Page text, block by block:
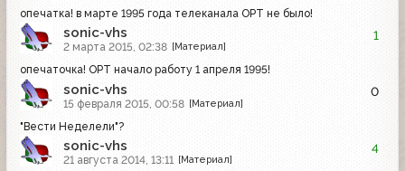
опечатка! в марте 1995 года телеканала ОРТ не было!
sonic-vhs
2 марта 2015, 02:38 [Материал]
1
опечаточка! ОРТ начало работу 1 апреля 1995!
sonic-vhs
15 февраля 2015, 00:58 [Материал]
0
"Вести Неделели"?
sonic-vhs
21 августа 2014, 13:11 [Материал]
4